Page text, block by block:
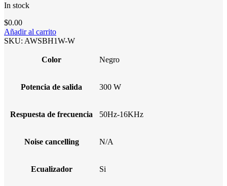
In stock
$0.00
Añadir al carrito
SKU: AWSBH1W-W
Color Negro
Potencia de salida 300 W
Respuesta de frecuencia 50Hz-16KHz
Noise cancelling N/A
Ecualizador Si